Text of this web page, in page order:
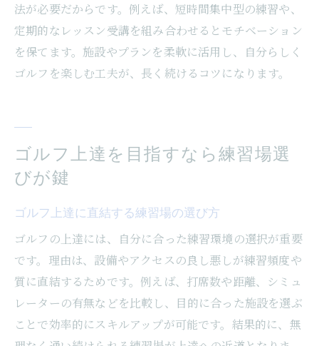
法が必要だからです。例えば、短時間集中型の練習や、
定期的なレッスン受講を組み合わせるとモチベーション
を保てます。施設やプランを柔軟に活用し、自分らしく
ゴルフを楽しむ工夫が、長く続けるコツになります。
ゴルフ上達を目指すなら練習場選
びが鍵
ゴルフ上達に直結する練習場の選び方
ゴルフの上達には、自分に合った練習環境の選択が重要
です。理由は、設備やアクセスの良し悪しが練習頻度や
質に直結するためです。例えば、打席数や距離、シミュ
レーターの有無などを比較し、目的に合った施設を選ぶ
ことで効率的にスキルアップが可能です。結果的に、無